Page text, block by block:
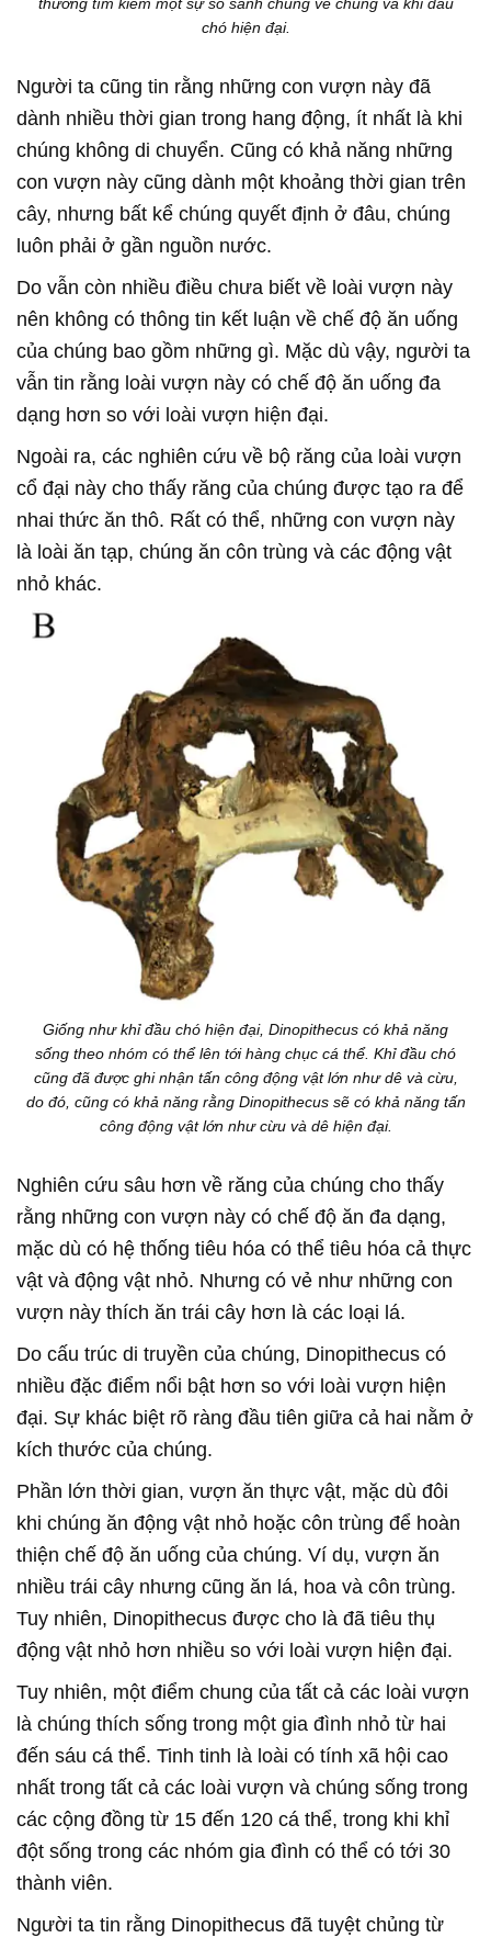
thường tìm kiếm một sự so sánh chung về chúng và khỉ đầu
chó hiện đại.
Người ta cũng tin rằng những con vượn này đã
dành nhiều thời gian trong hang động, ít nhất là khi
chúng không di chuyển. Cũng có khả năng những
con vượn này cũng dành một khoảng thời gian trên
cây, nhưng bất kể chúng quyết định ở đâu, chúng
luôn phải ở gần nguồn nước.
Do vẫn còn nhiều điều chưa biết về loài vượn này
nên không có thông tin kết luận về chế độ ăn uống
của chúng bao gồm những gì. Mặc dù vậy, người ta
vẫn tin rằng loài vượn này có chế độ ăn uống đa
dạng hơn so với loài vượn hiện đại.
Ngoài ra, các nghiên cứu về bộ răng của loài vượn
cổ đại này cho thấy răng của chúng được tạo ra để
nhai thức ăn thô. Rất có thể, những con vượn này
là loài ăn tạp, chúng ăn côn trùng và các động vật
nhỏ khác.
Giống như khỉ đầu chó hiện đại, Dinopithecus có khả năng
sống theo nhóm có thể lên tới hàng chục cá thể. Khỉ đầu chó
cũng đã được ghi nhận tấn công động vật lớn như dê và cừu,
do đó, cũng có khả năng rằng Dinopithecus sẽ có khả năng tấn
công động vật lớn như cừu và dê hiện đại.
Nghiên cứu sâu hơn về răng của chúng cho thấy
rằng những con vượn này có chế độ ăn đa dạng,
mặc dù có hệ thống tiêu hóa có thể tiêu hóa cả thực
vật và động vật nhỏ. Nhưng có vẻ như những con
vượn này thích ăn trái cây hơn là các loại lá.
Do cấu trúc di truyền của chúng, Dinopithecus có
nhiều đặc điểm nổi bật hơn so với loài vượn hiện
đại. Sự khác biệt rõ ràng đầu tiên giữa cả hai nằm ở
kích thước của chúng.
Phần lớn thời gian, vượn ăn thực vật, mặc dù đôi
khi chúng ăn động vật nhỏ hoặc côn trùng để hoàn
thiện chế độ ăn uống của chúng. Ví dụ, vượn ăn
nhiều trái cây nhưng cũng ăn lá, hoa và côn trùng.
Tuy nhiên, Dinopithecus được cho là đã tiêu thụ
động vật nhỏ hơn nhiều so với loài vượn hiện đại.
Tuy nhiên, một điểm chung của tất cả các loài vượn
là chúng thích sống trong một gia đình nhỏ từ hai
đến sáu cá thể. Tinh tinh là loài có tính xã hội cao
nhất trong tất cả các loài vượn và chúng sống trong
các cộng đồng từ 15 đến 120 cá thể, trong khi khỉ
đột sống trong các nhóm gia đình có thể có tới 30
thành viên.
Người ta tin rằng Dinopithecus đã tuyệt chủng từ